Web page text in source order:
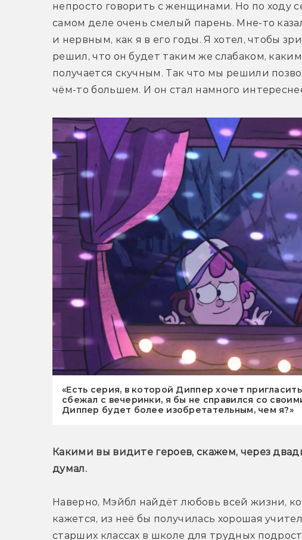
непросто говорить с женщинами. Но по ходу
самом деле очень смелый парень. Мне-то
и нервным, как я в его годы. Я хотел, чтобы
решил, что он будет таким же слабаком,
получается скучным. Так что мы решили
чём-то большем. И он стал намного
«Есть серия, в которой Диппер хочет
сбежал с вечеринки, я бы не справился со
Диппер будет более изобретательным, чем я?»
Какими вы видите героев, скажем, через
думал.
Наверно, Мэйбл найдёт любовь всей жизни,
кажется, из неё бы получилась хорошая
старших классах в школе для трудных